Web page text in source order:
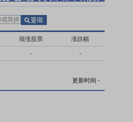
领涨股票 涨跌幅
- -
更新时间 -